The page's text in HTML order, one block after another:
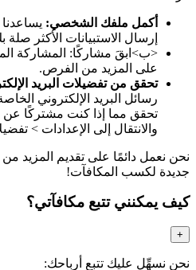
أكمل ملفك الشخصي:
إرسال الاستبيانات الأكثر صلة
<ب>ابقَ مشاركًا: المشاركة
على المزيد من الفرص.
تحقق من تفضيلات البريد
رسائل البريد الإلكتروني
تحقق مما إذا كنت مشتركًا
والانتقال إلى الإعدادات >
نحن نعمل دائمًا على تقديم المزيد من
جديدة لكسب المكافآت!
كيف يمكنني تتبع مكافآتي؟
+
نحن نسهِّل عليك تتبع أرباحك: